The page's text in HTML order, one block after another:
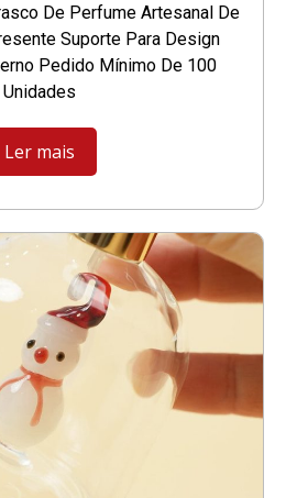
De Perfume Artesanal De
Suporte Para Design
Pedido Mínimo De 100
Unidades
Ler mais